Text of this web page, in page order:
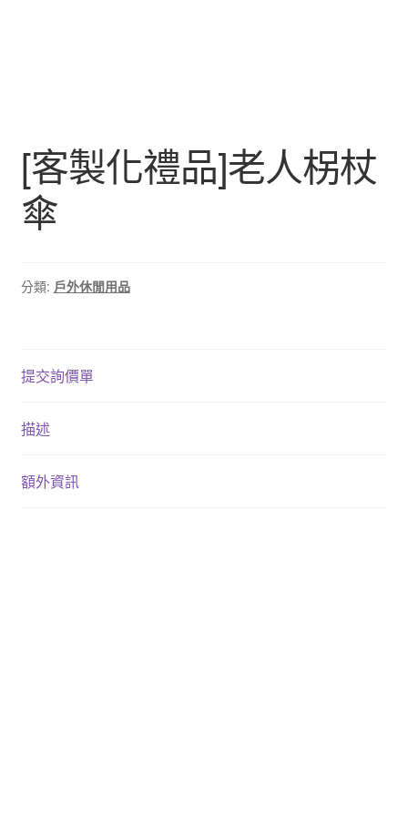
[客製化禮品]老人柺杖
傘
分類: 戶外休閒用品
提交詢價單
描述
額外資訊